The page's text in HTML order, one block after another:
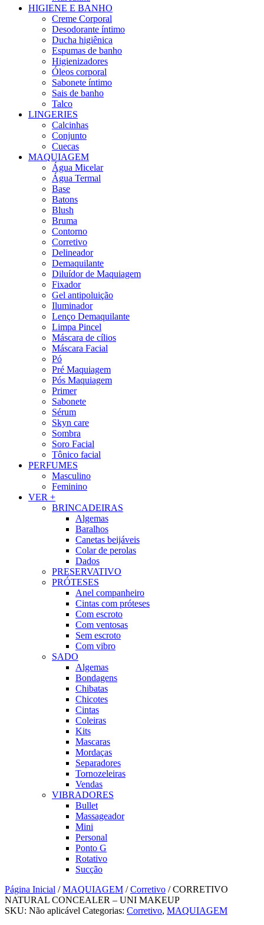
HIGIENE E BANHO
Creme Corporal
Desodorante íntimo
Ducha higiênica
Espumas de banho
Higienizadores
Óleos corporal
Sabonete íntimo
Sais de banho
Talco
LINGERIES
Calcinhas
Conjunto
Cuecas
MAQUIAGEM
Água Micelar
Água Termal
Base
Batons
Blush
Bruma
Contorno
Corretivo
Delineador
Demaquilante
Diluídor de Maquiagem
Fixador
Gel antipoluição
Iluminador
Lenço Demaquilante
Limpa Pincel
Máscara de cílios
Máscara Facial
Pó
Pré Maquiagem
Pós Maquiagem
Primer
Sabonete
Sérum
Skyn care
Sombra
Soro Facial
Tônico facial
PERFUMES
Masculino
Feminino
VER +
BRINCADEIRAS
Algemas
Baralhos
Canetas beijáveis
Colar de perolas
Dados
PRESERVATIVO
PRÓTESES
Anel companheiro
Cintas com próteses
Com escroto
Com ventosas
Sem escroto
Com vibro
SADO
Algemas
Bondagens
Chibatas
Chicotes
Cintas
Coleiras
Kits
Mascaras
Mordaças
Separadores
Tornozeleiras
Vendas
VIBRADORES
Bullet
Massageador
Mini
Personal
Ponto G
Rotativo
Sucção
Página Inicial /MAQUIAGEM /Corretivo / CORRETIVO
NATURAL CONCEALER – UNI MAKEUP
SKU: Não aplicável Categorias: Corretivo, MAQUIAGEM